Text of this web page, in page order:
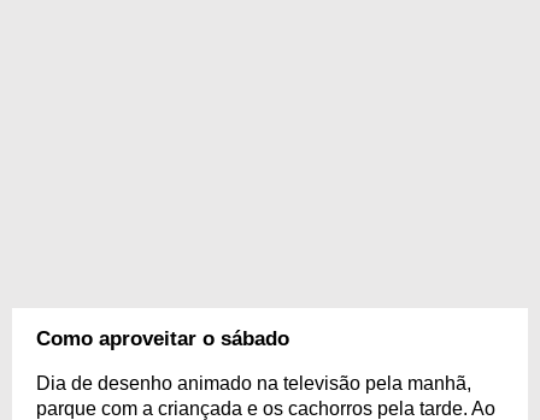
Como aproveitar o sábado
Dia de desenho animado na televisão pela manhã,
parque com a criançada e os cachorros pela tarde. Ao